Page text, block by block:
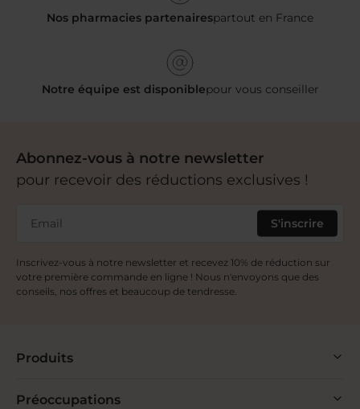
Nos pharmacies partenairespartout en France
Notre équipe est disponiblepour vous conseiller
Abonnez-vous à notre newsletter
pour recevoir des réductions exclusives !
Email S'inscrire
Inscrivez-vous à notre newsletter et recevez 10% de réduction sur
votre première commande en ligne ! Nous n'envoyons que des
conseils, nos offres et beaucoup de tendresse.
Produits
Préoccupations